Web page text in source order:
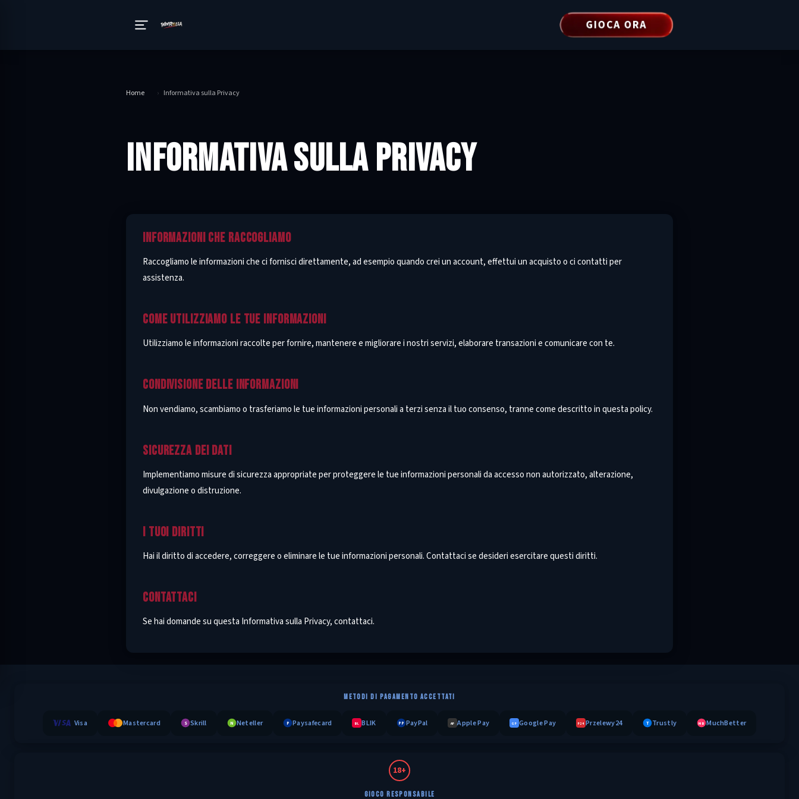
GIOCA ORA
Home › Informativa sulla Privacy
INFORMATIVA SULLA PRIVACY
INFORMAZIONI CHE RACCOGLIAMO
Raccogliamo le informazioni che ci fornisci direttamente, ad esempio quando crei un account, effettui un acquisto o ci contatti per
assistenza.
COME UTILIZZIAMO LE TUE INFORMAZIONI
Utilizziamo le informazioni raccolte per fornire, mantenere e migliorare i nostri servizi, elaborare transazioni e comunicare con te.
CONDIVISIONE DELLE INFORMAZIONI
Non vendiamo, scambiamo o trasferiamo le tue informazioni personali a terzi senza il tuo consenso, tranne come descritto in questa policy.
SICUREZZA DEI DATI
Implementiamo misure di sicurezza appropriate per proteggere le tue informazioni personali da accesso non autorizzato, alterazione,
divulgazione o distruzione.
I TUOI DIRITTI
Hai il diritto di accedere, correggere o eliminare le tue informazioni personali. Contattaci se desideri esercitare questi diritti.
CONTATTACI
Se hai domande su questa Informativa sulla Privacy, contattaci.
METODI DI PAGAMENTO ACCETTATI
Visa Mastercard S Skrill N Neteller P Paysafecard BL BLIK PP PayPal AP Apple Pay GP Google Pay P24 Przelewy24 T Trustly MB MuchBetter
18+
GIOCO RESPONSABILE